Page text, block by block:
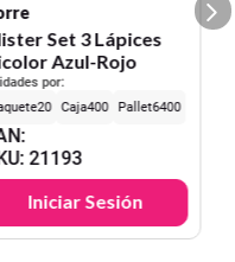
Set 3 Lápices
Azul-Rojo
por:
20
400 6400
:
:21193
Iniciar Sesión